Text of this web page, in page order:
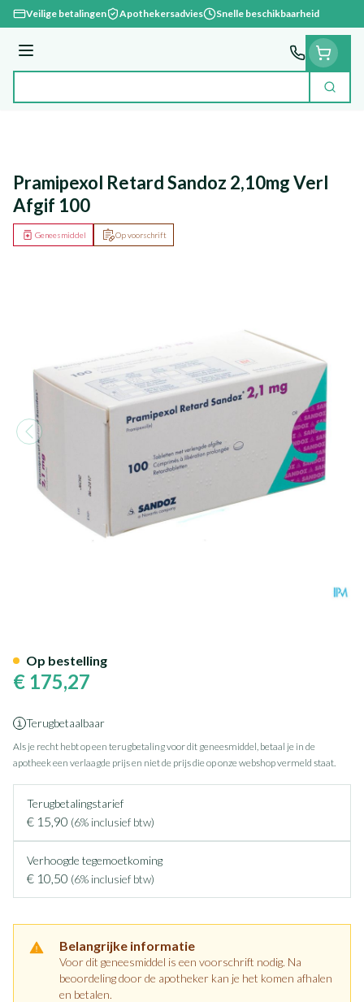
Ga naar de inhoud
Veilige betalingen Apothekersadvies Snelle beschikbaarheid
Menu
Zoek
Pramipexol Retard Sandoz 2,10mg Verl
Afgif 100
Op voorschrift
Geneesmiddel
€ 175,27
Terugbetaalbaar
Als je recht hebt op een terugbetaling voor dit geneesmiddel, betaal je in de
apotheek een verlaagde prijs en niet de prijs die op onze webshop vermeld staat.
Terugbetalingstarief
€ 15,90 (6% inclusief btw)
Verhoogde tegemoetkoming
€ 10,50 (6% inclusief btw)
Belangrijke informatie
Voor dit geneesmiddel is een voorschrift nodig. Na
beoordeling door de apotheker kan je het komen afhalen
en betalen.
Op bestelling